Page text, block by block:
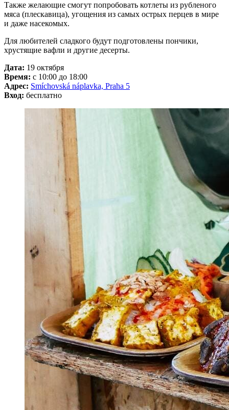
Также желающие смогут попробовать котлеты из рубленого
мяса (плескавица), угощения из самых острых перцев в мире
и даже насекомых.
Для любителей сладкого будут подготовлены пончики,
хрустящие вафли и другие десерты.
Дата: 19 октября
Время: с 10:00 до 18:00
Адрес: Smíchovská náplavka, Praha 5
Вход: бесплатно